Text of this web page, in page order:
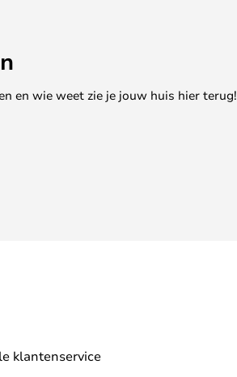
en wie weet zie je jouw huis hier terug!
klantenservice